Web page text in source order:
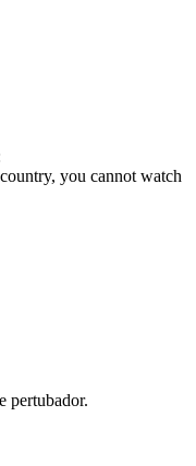
you cannot watch
pertubador.